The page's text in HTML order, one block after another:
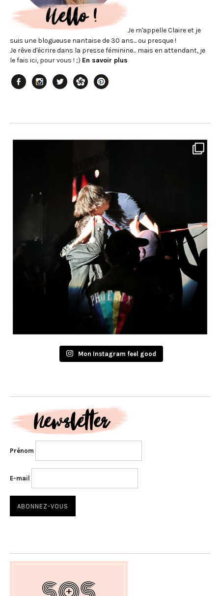
Je m'appelle Claire et je
suis une blogueuse nantaise de 30 ans... ou presque !
Je rêve d'écrire dans la presse féminine... mais en attendant, je
le fais ici, pour vous ! ;) En savoir plus
Mon Instagram feel good
Prénom
E-mail